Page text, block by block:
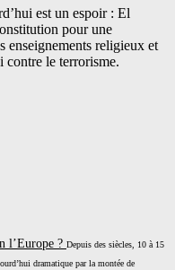
est un espoir : El
pour une
enseignements religieux et
contre le terrorisme.
l’Europe ? Depuis des siècles, 10 à 15
dramatique par la montée de